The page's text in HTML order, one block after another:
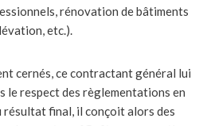
rénovation de bâtiments
etc.).
cernés, ce contractant général lui
le respect des règlementations en
résultat final, il conçoit alors des